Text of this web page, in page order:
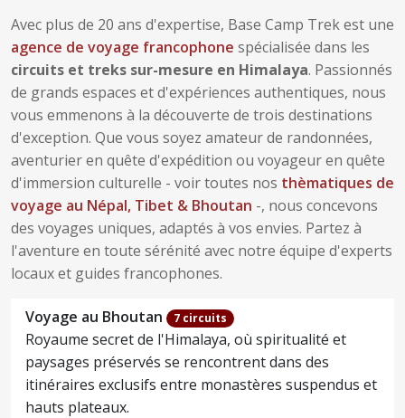
Avec plus de 20 ans d'expertise, Base Camp Trek est une
agence de voyage francophone spécialisée dans les
circuits et treks sur-mesure en Himalaya. Passionnés
de grands espaces et d'expériences authentiques, nous
vous emmenons à la découverte de trois destinations
d'exception. Que vous soyez amateur de randonnées,
aventurier en quête d'expédition ou voyageur en quête
d'immersion culturelle - voir toutes nos thèmatiques de
voyage au Népal, Tibet & Bhoutan -, nous concevons
des voyages uniques, adaptés à vos envies. Partez à
l'aventure en toute sérénité avec notre équipe d'experts
locaux et guides francophones.
Voyage au Bhoutan 7 circuits
Royaume secret de l'Himalaya, où spiritualité et
paysages préservés se rencontrent dans des
itinéraires exclusifs entre monastères suspendus et
hauts plateaux.